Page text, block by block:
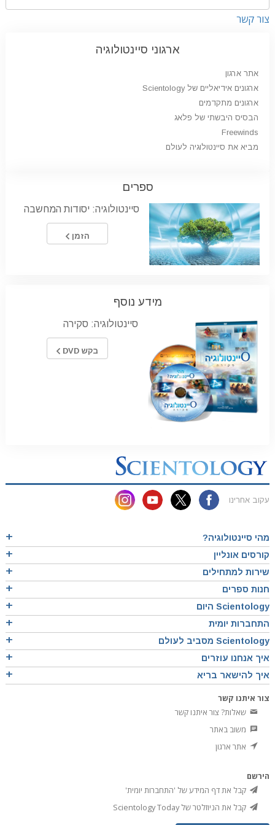
צור קשר
ארגוני סיינטולוגיה
אתר ארגון
ארגונים אידיאליים של Scientology
ארגונים מתקדמים
הבסיס היבשתי של פלאג
Freewinds
מביא את סיינטולוגיה לעולם
ספרים
סיינטולוגיה: יסודות המחשבה
הזמן
מידע נוסף
סיינטולוגיה: סקירה
בקש DVD
עקוב אחרינו
מהי סיינטולוגיה?
קורסים אונליין
שירות למתחילים
חנות ספרים
Scientology היום
התחברות יומית
Scientology מסביב לעולם
איך אנחנו עוזרים
איך להישאר בריא
צור איתנו קשר
שאלות? צור איתנו קשר
משוב באתר
אתר ארגון
הירשם
קבל את דף המידע של 'התחברות יומית'
קבל את הניוזלטר של Scientology Today